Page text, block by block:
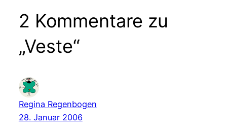
2 Kommentare zu
„Veste“
Regina Regenbogen
28. Januar 2006